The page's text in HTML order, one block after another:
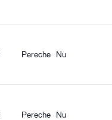
Pereche Nu
Pereche Nu